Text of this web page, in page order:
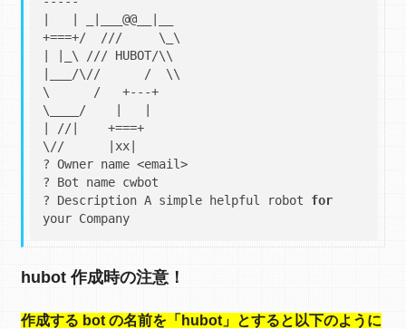
|   | _|___@@__|__
+===+/  ///     \_\
| |_\ /// HUBOT/\\
|___/\//      /  \\
\      /   +---+
\____/    |   |
| //|    +===+
\//      |xx|
? Owner name <email>
? Bot name cwbot
? Description A simple helpful robot for
your Company
hubot 作成時の注意！
作成する bot の名前を「hubot」とすると以下のように